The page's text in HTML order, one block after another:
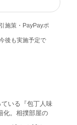
施策・PayPayポ
後も実施予定で
いる『包丁人味
化。相撲部屋の